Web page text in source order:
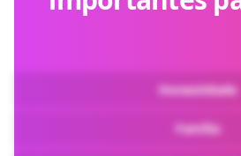
Honestidade
Família